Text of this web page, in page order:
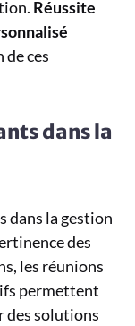
Réussite
ces
dans la
dans la gestion
des
les réunions
permettent
des solutions